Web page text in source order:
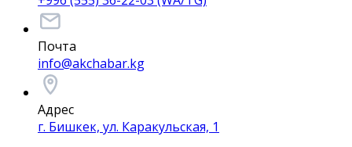
Почта
info@akchabar.kg
Адрес
г. Бишкек, ул. Каракульская, 1